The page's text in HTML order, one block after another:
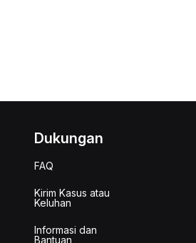
Dukungan
FAQ
Kirim Kasus atau
Keluhan
Informasi dan
Bantuan